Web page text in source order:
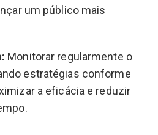
um público mais
Monitorar regularmente o
estratégias conforme
a eficácia e reduzir